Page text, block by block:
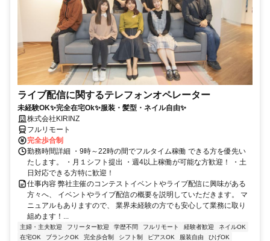
ライブ配信に関するテレフォンオペレーター
未経験OK✨完全在宅Ok✨服装・髪型・ネイル自由✨
株式会社KIRINZ
フルリモート
完全歩合制
勤務時間詳細 ・9時～22時の間でフルタイム稼働 できる方を優先い
たします。 ・月１シフト提出 ・週4以上稼働が可能な方歓迎！ ・土
日対応できる方特に歓迎！
仕事内容 弊社主催のコンテストイベントやライブ配信に興味がある
方々へ、 イベントやライブ配信の概要を説明していただきます。 マ
ニュアルもありますので、 業界未経験の方でも安心して業務に取り
組めます！...
主婦・主夫歓迎 フリーター歓迎 学歴不問 フルリモート 経験者歓迎
ネイルOK
在宅OK
ブランクOK 完全歩合制 シフト制 ピアスOK 服装自由
ひげOK